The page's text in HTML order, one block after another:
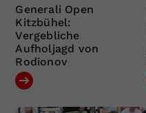
Generali Open
Kitzbühel:
Vergebliche
Aufholjagd von
Rodionov